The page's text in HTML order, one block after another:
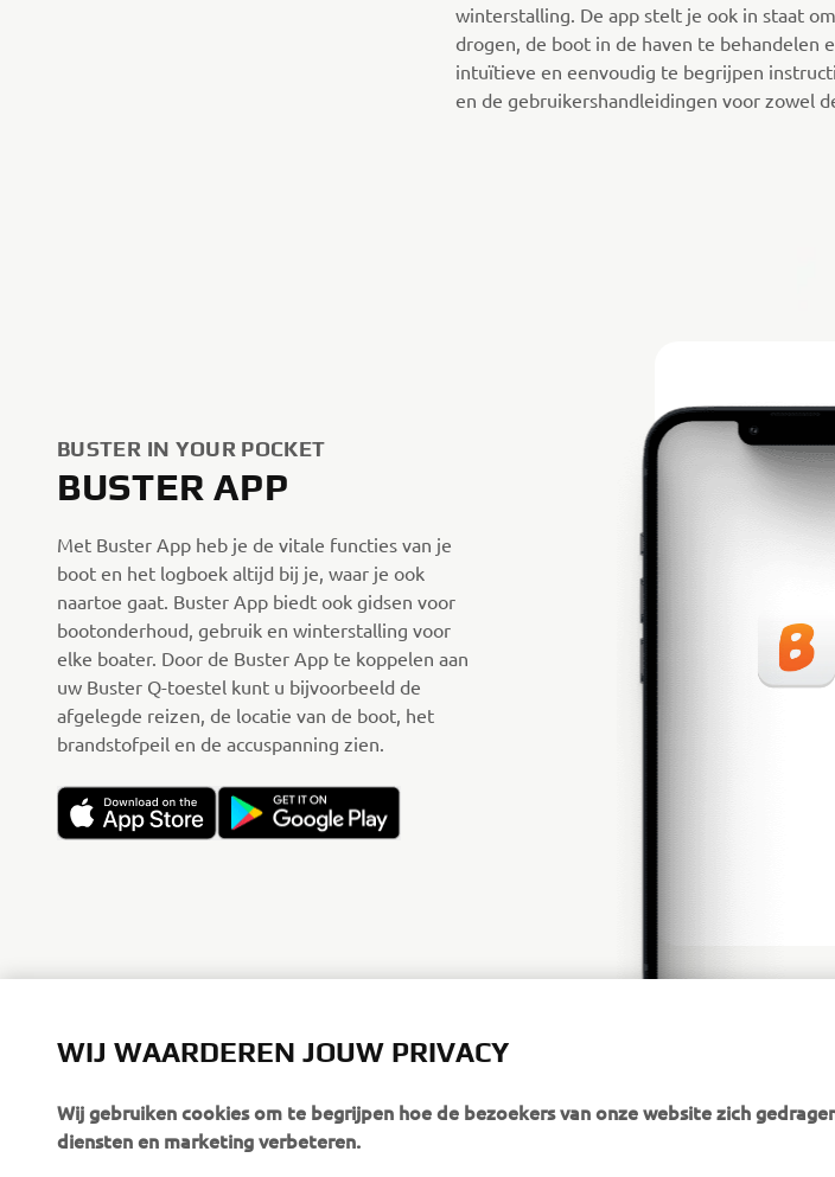
winterstalling. De app stelt je ook in staat
drogen, de boot in de haven te behandelen
intuïtieve en eenvoudig te begrijpen
en de gebruikershandleidingen voor zowel
BUSTER IN YOUR POCKET
BUSTER APP
Met Buster App heb je de vitale functies van je
boot en het logboek altijd bij je, waar je ook
naartoe gaat. Buster App biedt ook gidsen voor
bootonderhoud, gebruik en winterstalling voor
elke boater. Door de Buster App te koppelen aan
uw Buster Q-toestel kunt u bijvoorbeeld de
afgelegde reizen, de locatie van de boot, het
brandstofpeil en de accuspanning zien.
WIJ WAARDEREN JOUW PRIVACY
Wij gebruiken cookies om te begrijpen hoe de bezoekers van onze website zich
diensten en marketing verbeteren.